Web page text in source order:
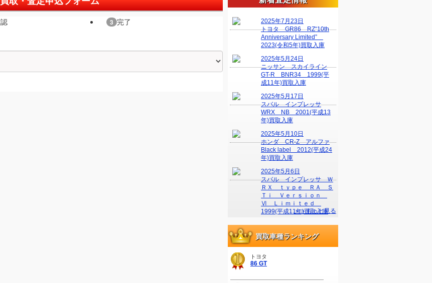
2025年7月23日
トヨタ GR86 RZ“10th
Anniversary Limited”
2023(令和5年)買取入庫
2025年5月24日
ニッサン スカイライン
GT-R BNR34 1999(平
成11年)買取入庫
2025年5月17日
スバル インプレッサ
WRX NB 2001(平成13
年)買取入庫
2025年5月10日
ホンダ CR-Z アルファ
Black label 2012(平成24
年)買取入庫
2025年5月6日
スバル インプレッサ Ｗ
ＲＸ ｔｙｐｅ ＲＡ Ｓ
Ｔｉ Ｖｅｒｓｉｏｎ
Ⅵ Ｌｉｍｉｔｅｄ
1999(平成11年)買取入庫
＞＞もっと見る
買取車種ランキング
トヨタ
86 GT